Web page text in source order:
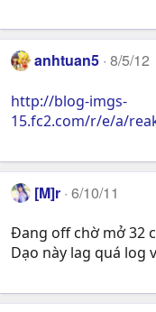
anhtuan5 8/5/12
http://blog-imgs-
15.fc2.com/r/e/a/
[M]r 6/10/11
Đang off chờ mở 32
Dạo này lag quá log